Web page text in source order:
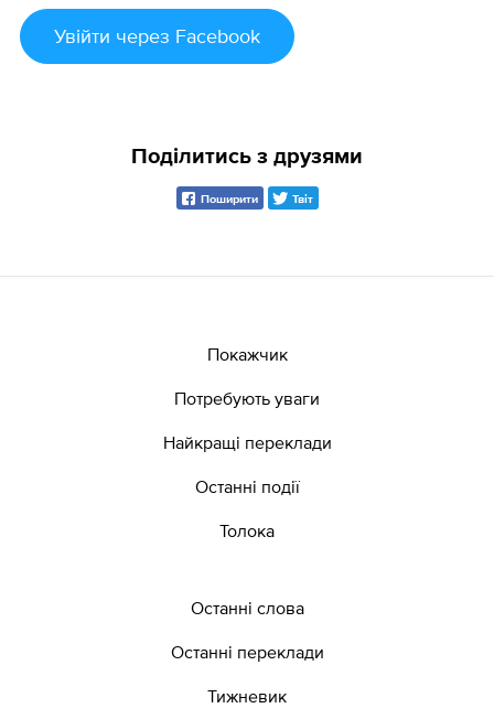
Увійти через Facebook
Поділитись з друзями
Поширити Твіт
Покажчик
Потребують уваги
Найкращі переклади
Останні події
Толока
Останні слова
Останні переклади
Тижневик